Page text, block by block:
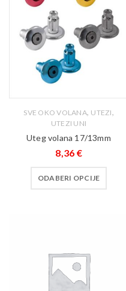
SVE OKO VOLANA, UTEZI,
UTEZI UNI
Uteg volana 17/13mm
8,36 €
ODABERI OPCIJE